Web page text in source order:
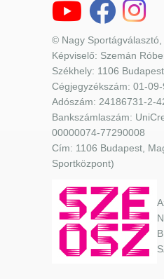
© Nagy Sportágválasztó,
Képviselő: Szemán
Székhely: 1106
Cégjegyzékszám: 01-
Adószám: 24186731-2-
Bankszámlaszám:
00000074-77290008
Cím: 1106 Budapest,
Sportközpont)